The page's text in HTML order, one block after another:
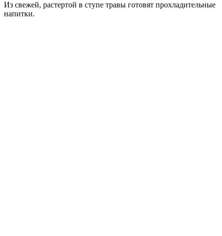
Из свежей, растертой в ступе травы готовят прохладительные
напитки.